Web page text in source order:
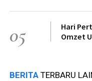
05
Hari
Omzet
BERITA TERBARU